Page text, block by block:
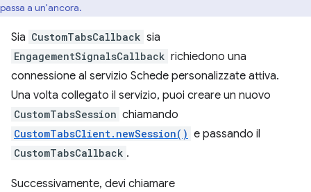
passa a un'ancora.
Sia CustomTabsCallback sia
EngagementSignalsCallback richiedono una
connessione al servizio Schede personalizzate attiva.
Una volta collegato il servizio, puoi creare un nuovo
CustomTabsSession chiamando
CustomTabsClient.newSession() e passando il
CustomTabsCallback .
Successivamente, devi chiamare